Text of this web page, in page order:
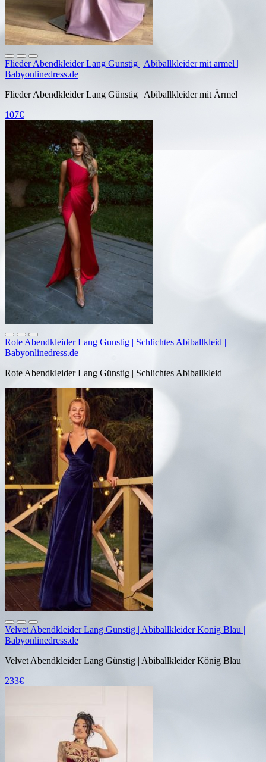
Flieder Abendkleider Lang Gunstig | Abiballkleider mit armel |
Babyonlinedress.de
Flieder Abendkleider Lang Günstig | Abiballkleider mit Ärmel
107€
Rote Abendkleider Lang Gunstig | Schlichtes Abiballkleid |
Babyonlinedress.de
Rote Abendkleider Lang Günstig | Schlichtes Abiballkleid
Velvet Abendkleider Lang Gunstig | Abiballkleider Konig Blau |
Babyonlinedress.de
Velvet Abendkleider Lang Günstig | Abiballkleider König Blau
233€